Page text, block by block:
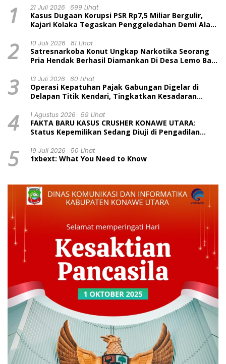
1 21 Juli 2026 699 Lihat
Kasus Dugaan Korupsi PSR Rp7,5 Miliar Bergulir,
Kajari Kolaka Tegaskan Penggeledahan Demi Alat
2 10 Juli 2026 81 Lihat
Satresnarkoba Konut Ungkap Narkotika Seorang
Pria Hendak Berhasil Diamankan Di Desa Lemo Bajo
3 13 Juli 2026 60 Lihat
Operasi Kepatuhan Pajak Gabungan Digelar di
Delapan Titik Kendari, Tingkatkan Kesadaran
4 1 Agustus 2026 59 Lihat
FAKTA BARU KASUS CRUSHER KONAWE UTARA:
Status Kepemilikan Sedang Diuji di Pengadilan
Dinilai Prematur
5 19 Juli 2026 50 Lihat
1xbext: What You Need to Know